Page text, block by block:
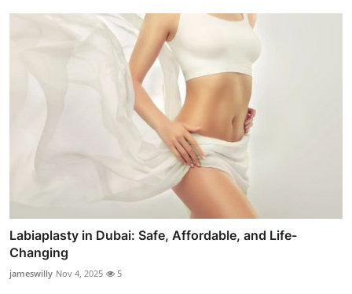
Labiaplasty in Dubai: Safe, Affordable, and Life-
Changing
jameswilly Nov 4, 2025 5